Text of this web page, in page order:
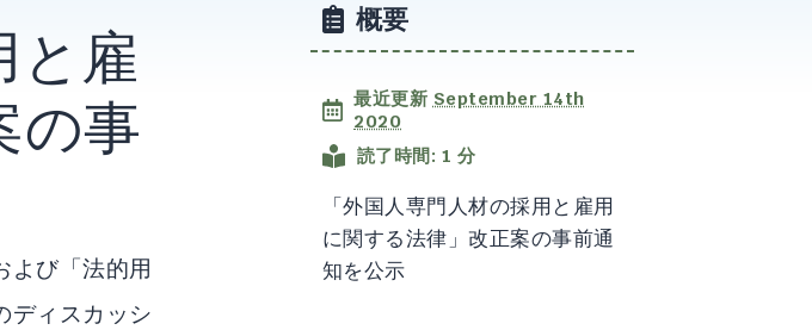
と雇
の事
よび「法的用
ディスカッシ
概要
最近更新 September 14th
2020
読了時間: 1 分
「外国人専門人材の採用と雇用
に関する法律」改正案の事前通
知を公示